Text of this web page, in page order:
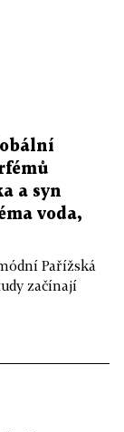
a syn
voda,
Pařížská
začínají